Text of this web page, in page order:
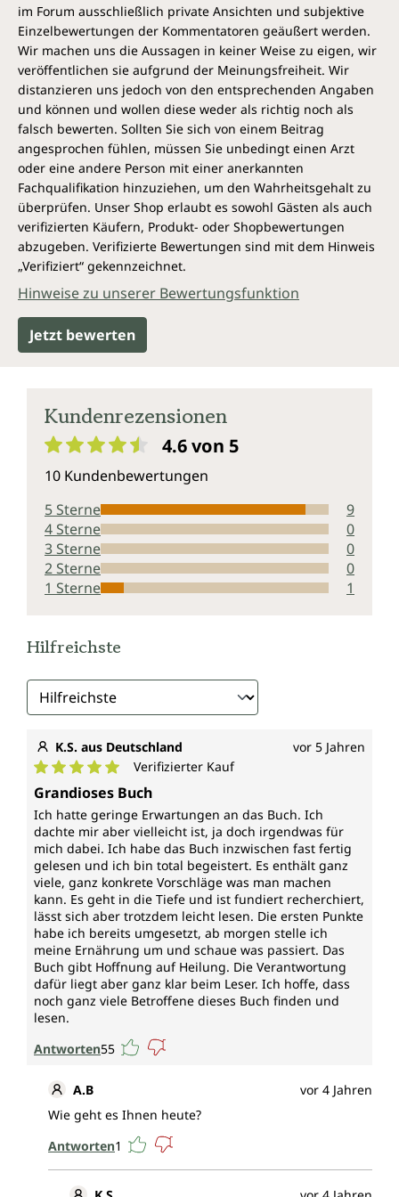
im Forum ausschließlich private Ansichten und subjektive
Einzelbewertungen der Kommentatoren geäußert werden.
Wir machen uns die Aussagen in keiner Weise zu eigen, wir
veröffentlichen sie aufgrund der Meinungsfreiheit. Wir
distanzieren uns jedoch von den entsprechenden Angaben
und können und wollen diese weder als richtig noch als
falsch bewerten. Sollten Sie sich von einem Beitrag
angesprochen fühlen, müssen Sie unbedingt einen Arzt
oder eine andere Person mit einer anerkannten
Fachqualifikation hinzuziehen, um den Wahrheitsgehalt zu
überprüfen. Unser Shop erlaubt es sowohl Gästen als auch
verifizierten Käufern, Produkt- oder Shopbewertungen
abzugeben. Verifizierte Bewertungen sind mit dem Hinweis
„Verifiziert“ gekennzeichnet.
Hinweise zu unserer Bewertungsfunktion
Jetzt bewerten
Kundenrezensionen
4.6 von 5
10 Kundenbewertungen
5 Sterne
9
4 Sterne
0
3 Sterne
0
2 Sterne
0
1 Sterne
1
Hilfreichste
K.S. aus Deutschland vor 5 Jahren
Durchschnittliche Bewertung von 5 von 5 Sternen
Verifizierter Kauf
Grandioses Buch
Ich hatte geringe Erwartungen an das Buch. Ich
dachte mir aber vielleicht ist, ja doch irgendwas für
mich dabei. Ich habe das Buch inzwischen fast fertig
gelesen und ich bin total begeistert. Es enthält ganz
viele, ganz konkrete Vorschläge was man machen
kann. Es geht in die Tiefe und ist fundiert recherchiert,
lässt sich aber trotzdem leicht lesen. Die ersten Punkte
habe ich bereits umgesetzt, ab morgen stelle ich
meine Ernährung um und schaue was passiert. Das
Buch gibt Hoffnung auf Heilung. Die Verantwortung
dafür liegt aber ganz klar beim Leser. Ich hoffe, dass
noch ganz viele Betroffene dieses Buch finden und
lesen.
Antworten55
A.B
vor 4 Jahren
Wie geht es Ihnen heute?
Antworten1